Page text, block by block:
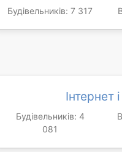
Будівельників: 7 317
Інтернет
Будівельників: 4
081